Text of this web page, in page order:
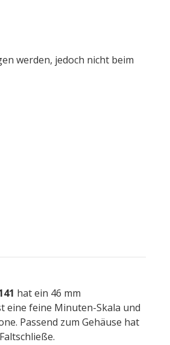
werden, jedoch nicht beim
hat ein 46 mm
eine feine Minuten-Skala und
Passend zum Gehäuse hat